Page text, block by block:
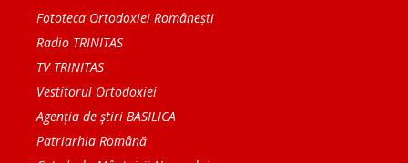
Fototeca Ortodoxiei Românești
Radio TRINITAS
TV TRINITAS
Vestitorul Ortodoxiei
Agenţia de ştiri BASILICA
Patriarhia Română